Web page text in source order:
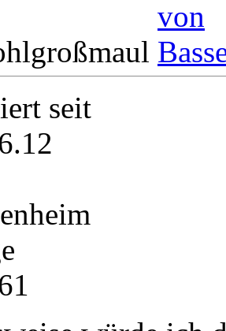
seit